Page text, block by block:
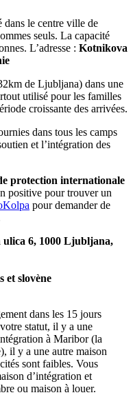
dans le centre ville de
seuls. La capacité
L’adresse : Kotnikova
de Ljubljana) dans une
utilisé pour les familles
croissante des arrivées.
dans tous les camps
et l’intégration des
protection internationale
positive pour trouver un
pour demander de
6, 1000 Ljubljana,
et slovène
dans les 15 jours
statut, il y a une
à Maribor (la
il y a une autre maison
sont faibles. Vous
d’intégration et
ou maison à louer.